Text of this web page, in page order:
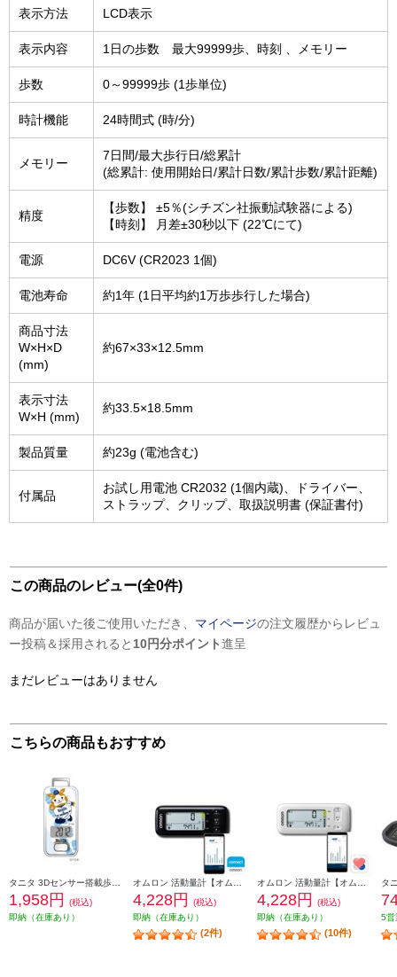
表示方法 LCD表示
表示内容 1日の歩数 最大99999歩、時刻 、メモリー
歩数 0～99999歩 (1歩単位)
時計機能 24時間式 (時/分)
メモリー
7日間/最大歩行日/総累計
(総累計: 使用開始日/累計日数/累計歩数/累計距離)
精度
【歩数】 ±5％(シチズン社振動試験器による)
【時刻】 月差±30秒以下 (22℃にて)
電源 DC6V (CR2023 1個)
電池寿命 約1年 (1日平均約1万歩歩行した場合)
商品寸法
W×H×D
(mm)
約67×33×12.5mm
表示寸法
W×H (mm)
約33.5×18.5mm
製品質量 約23g (電池含む)
付属品
お試し用電池 CR2032 (1個内蔵)、ドライバー、
ストラップ、クリップ、取扱説明書 (保証書付)
この商品のレビュー(全0件)
商品が届いた後ご使用いただき、 マイページの注文履歴からレビュ
ー投稿＆採用されると 10円分ポイント進呈
まだレビューはありません
こちらの商品もおすすめ
1,958円
(税込)
即納（在庫あり）
4,228円
(税込)
即納（在庫あり）
(2件)
4,228円
(税込)
即納（在庫あり）
(10件)
5営